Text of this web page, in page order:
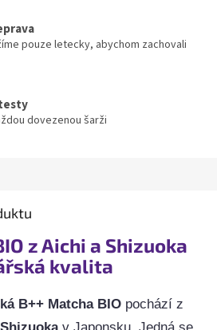
pouze letecky, abychom zachovali
dovezenou šarži
z Aichi a Shizuoka
kvalita
B++ Matcha BIO pochází z